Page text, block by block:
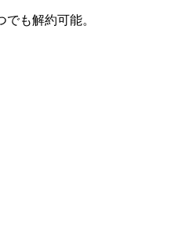
も解約可能。